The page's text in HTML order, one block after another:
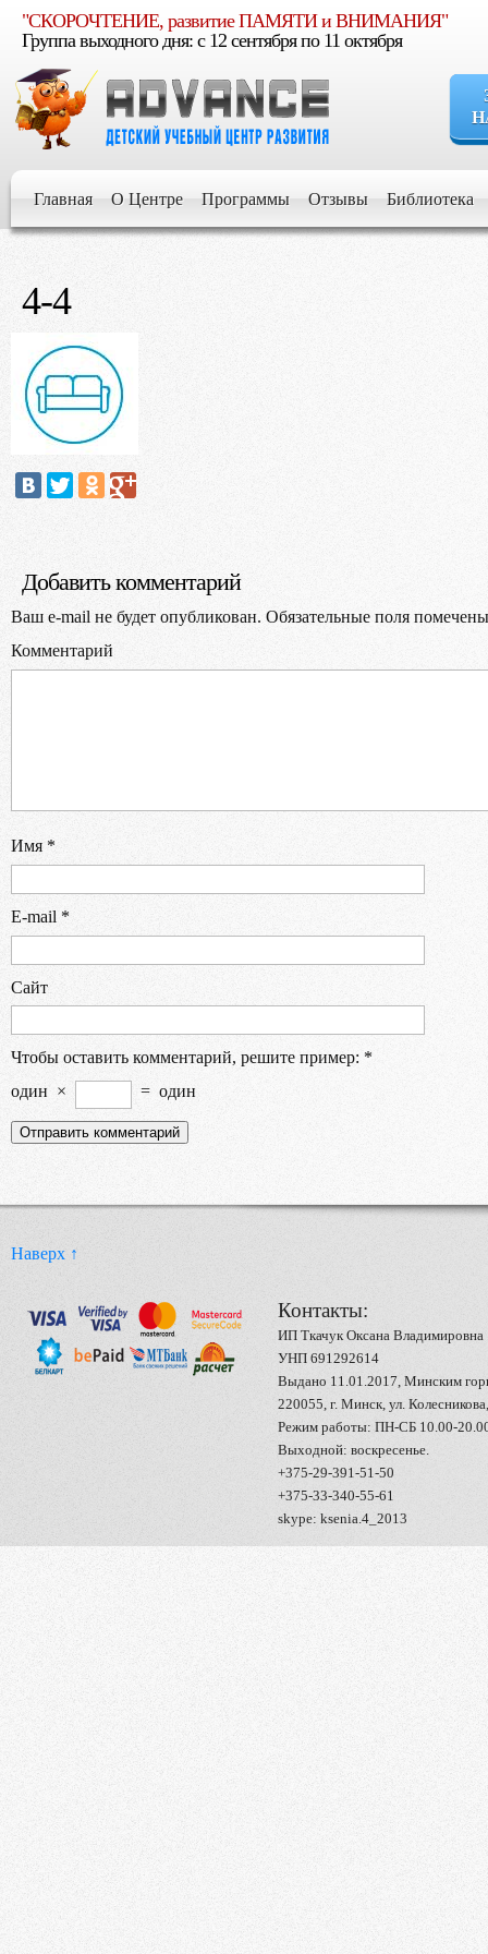
"СКОРОЧТЕНИЕ, развитие ПАМЯТИ и ВНИМАНИЯ"
Группа выходного дня: c 12 сентября по 11 октября
Главная О Центре Программы Отзывы Библиотека
Если Вы
расти умным,
Если Вы
4-4
Добавить комментарий
Ваш e-mail не будет опубликован. Обязательные поля
Комментарий
Имя *
E-mail *
Сайт
Чтобы оставить комментарий, решите пример: *
один × = один
Наверх ↑
Контакты:
ИП Ткачук Оксана Владимировна
УНП 691292614
Выдано 11.01.2017, Минским
220055, г. Минск, ул.
Режим работы: ПН-СБ 10.00-
Выходной: воскресенье.
+375-29-391-51-50
+375-33-340-55-61
skype: ksenia.4_2013